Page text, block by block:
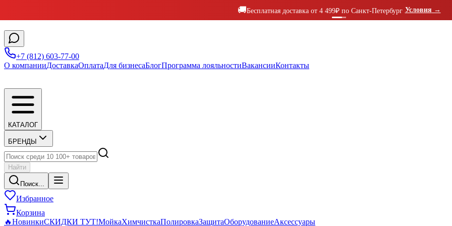
🚚Бесплатная доставка от 4 499₽ по Санкт-Петербург Условия →
+7 (812) 603-77-00
О компанииДоставкаОплатаДля бизнесаБлогПрограмма лояльностиВакансииКонтакты
КАТАЛОГ
БРЕНДЫ
Найти
Поиск...
Избранное
Корзина
🔥НовинкиСКИДКИ ТУТ!МойкаХимчисткаПолировкаЗащитаОборудованиеАксессуары